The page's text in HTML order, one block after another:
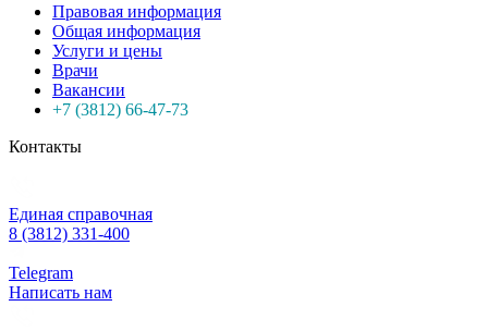
Правовая информация
Общая информация
Услуги и цены
Врачи
Вакансии
+7 (3812) 66-47-73
Контакты
Единая справочная
8 (3812) 331-400
Telegram
Написать нам